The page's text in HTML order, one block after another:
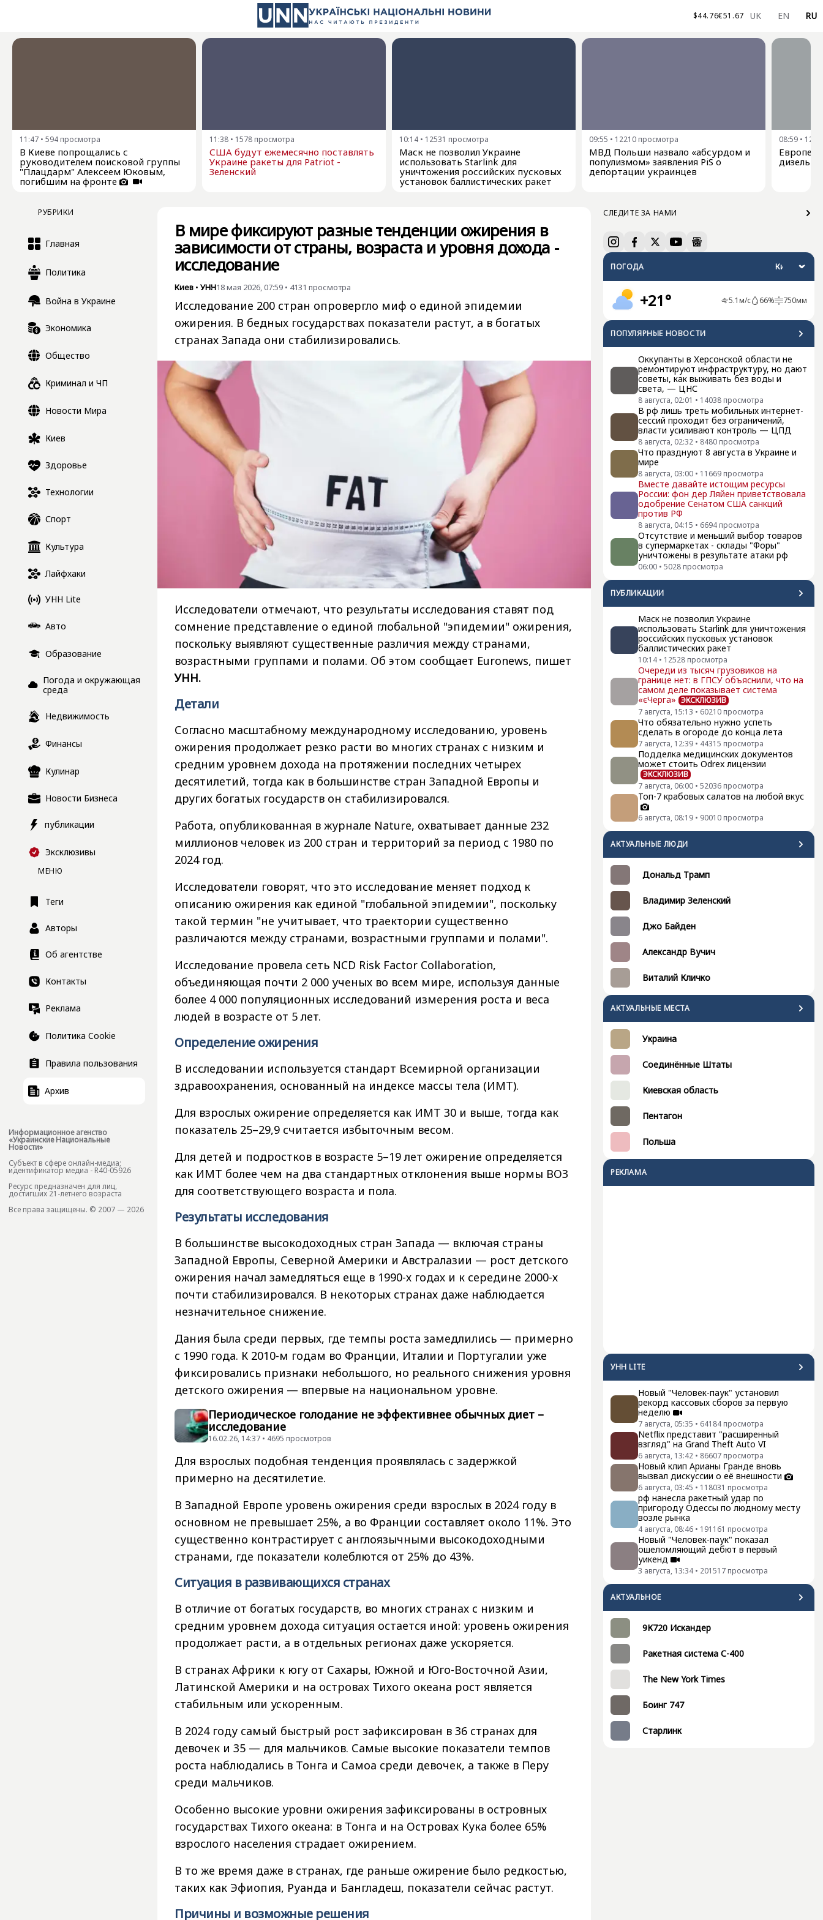
$44.76€51.67 UK EN RU
11:47 • 594 просмотра
В Киеве попрощались с
руководителем поисковой группы
"Плацдарм" Алексеем Юковым,
погибшим на фронте
11:38 • 1578 просмотра
США будут ежемесячно поставлять
Украине ракеты для Patriot -
Зеленский
10:14 • 12531 просмотра
Маск не позволил Украине
использовать Starlink для
уничтожения российских пусковых
установок баллистических ракет
09:55 • 12210 просмотра
МВД Польши назвало «абсурдом и
популизмом» заявления PiS о
депортации украинцев
08:59 •
Европе
РУБРИКИ
Главная
Политика
Война в Украине
Экономика
Общество
Криминал и ЧП
Новости Мира
Киев
Здоровье
Технологии
Спорт
Культура
Лайфхаки
УНН Lite
Авто
Образование
Погода и окружающая
среда
Недвижимость
Финансы
Кулинар
Новости Бизнеса
публикации
Эксклюзивы
МЕНЮ
Теги
Авторы
Об агентстве
Контакты
Реклама
Политика Cookie
Правила пользования
Архив
Информационное агенство
«Украинские Национальные
Новости»
Субъект в сфере онлайн-медиа;
идентификатор медиа - R40-05926
Ресурс предназначен для лиц,
достигших 21-летнего возраста
Все права защищены. © 2007 — 2026
СЛЕДИТЕ ЗА НАМИ
ПОГОДА
+21° 5.1м/с 66% 750мм
ПОПУЛЯРНЫЕ НОВОСТИ
Оккупанты в Херсонской области не
ремонтируют инфраструктуру, но дают
советы, как выживать без воды и
света, — ЦНС
8 августа, 02:01 • 14038 просмотра
В рф лишь треть мобильных интернет-
сессий проходит без ограничений,
власти усиливают контроль — ЦПД
8 августа, 02:32 • 8480 просмотра
Что празднуют 8 августа в Украине и
мире
8 августа, 03:00 • 11669 просмотра
Вместе давайте истощим ресурсы
России: фон дер Ляйен приветствовала
одобрение Сенатом США санкций
против РФ
8 августа, 04:15 • 6694 просмотра
Отсутствие и меньший выбор товаров
в супермаркетах - склады "Форы"
уничтожены в результате атаки рф
06:00 • 5028 просмотра
ПУБЛИКАЦИИ
Маск не позволил Украине
использовать Starlink для уничтожения
российских пусковых установок
баллистических ракет
10:14 • 12528 просмотра
Очереди из тысяч грузовиков на
границе нет: в ГПСУ объяснили, что на
самом деле показывает система
«єЧерга» ЭКСКЛЮЗИВ
7 августа, 15:13 • 60210 просмотра
Что обязательно нужно успеть
сделать в огороде до конца лета
7 августа, 12:39 • 44315 просмотра
Подделка медицинских документов
может стоить Odrex лицензии
ЭКСКЛЮЗИВ
7 августа, 06:00 • 52036 просмотра
Топ-7 крабовых салатов на любой вкус
6 августа, 08:19 • 90010 просмотра
АКТУАЛЬНЫЕ ЛЮДИ
Дональд Трамп
Владимир Зеленский
Джо Байден
Александр Вучич
Виталий Кличко
АКТУАЛЬНЫЕ МЕСТА
Украина
Соединённые Штаты
Киевская область
Пентагон
Польша
РЕКЛАМА
УНН LITE
Новый "Человек-паук" установил
рекорд кассовых сборов за первую
неделю
7 августа, 05:35 • 64184 просмотра
Netflix представит "расширенный
взгляд" на Grand Theft Auto VI
6 августа, 13:42 • 86607 просмотра
Новый клип Арианы Гранде вновь
вызвал дискуссии о её внешности
6 августа, 03:45 • 118031 просмотра
рф нанесла ракетный удар по
пригороду Одессы по людному месту
возле рынка
4 августа, 08:46 • 191161 просмотра
Новый "Человек-паук" показал
ошеломляющий дебют в первый
уикенд
3 августа, 13:34 • 201517 просмотра
АКТУАЛЬНОЕ
9К720 Искандер
Ракетная система С-400
The New York Times
Боинг 747
Старлинк
В мире фиксируют разные тенденции ожирения в
зависимости от страны, возраста и уровня дохода -
исследование
Киев • УНН18 мая 2026, 07:59 • 4131 просмотра
Исследование 200 стран опровергло миф о единой эпидемии
ожирения. В бедных государствах показатели растут, а в богатых
странах Запада они стабилизировались.
Исследователи отмечают, что результаты исследования ставят под
сомнение представление о единой глобальной "эпидемии" ожирения,
поскольку выявляют существенные различия между странами,
возрастными группами и полами. Об этом сообщает Euronews, пишет
УНН.
Детали
Согласно масштабному международному исследованию, уровень
ожирения продолжает резко расти во многих странах с низким и
средним уровнем дохода на протяжении последних четырех
десятилетий, тогда как в большинстве стран Западной Европы и
других богатых государств он стабилизировался.
Работа, опубликованная в журнале Nature, охватывает данные 232
миллионов человек из 200 стран и территорий за период с 1980 по
2024 год.
Исследователи говорят, что это исследование меняет подход к
описанию ожирения как единой "глобальной эпидемии", поскольку
такой термин "не учитывает, что траектории существенно
различаются между странами, возрастными группами и полами".
Исследование провела сеть NCD Risk Factor Collaboration,
объединяющая почти 2 000 ученых во всем мире, используя данные
более 4 000 популяционных исследований измерения роста и веса
людей в возрасте от 5 лет.
Определение ожирения
В исследовании используется стандарт Всемирной организации
здравоохранения, основанный на индексе массы тела (ИМТ).
Для взрослых ожирение определяется как ИМТ 30 и выше, тогда как
показатель 25–29,9 считается избыточным весом.
Для детей и подростков в возрасте 5–19 лет ожирение определяется
как ИМТ более чем на два стандартных отклонения выше нормы ВОЗ
для соответствующего возраста и пола.
Результаты исследования
В большинстве высокодоходных стран Запада — включая страны
Западной Европы, Северной Америки и Австралазии — рост детского
ожирения начал замедляться еще в 1990-х годах и к середине 2000-х
почти стабилизировался. В некоторых странах даже наблюдается
незначительное снижение.
Дания была среди первых, где темпы роста замедлились — примерно
с 1990 года. К 2010-м годам во Франции, Италии и Португалии уже
фиксировались признаки небольшого, но реального снижения уровня
детского ожирения — впервые на национальном уровне.
Периодическое голодание не эффективнее обычных диет –
исследование
16.02.26, 14:37 • 4695 просмотров
Для взрослых подобная тенденция проявлялась с задержкой
примерно на десятилетие.
В Западной Европе уровень ожирения среди взрослых в 2024 году в
основном не превышает 25%, а во Франции составляет около 11%. Это
существенно контрастирует с англоязычными высокодоходными
странами, где показатели колеблются от 25% до 43%.
Ситуация в развивающихся странах
В отличие от богатых государств, во многих странах с низким и
средним уровнем дохода ситуация остается иной: уровень ожирения
продолжает расти, а в отдельных регионах даже ускоряется.
В странах Африки к югу от Сахары, Южной и Юго-Восточной Азии,
Латинской Америки и на островах Тихого океана рост является
стабильным или ускоренным.
В 2024 году самый быстрый рост зафиксирован в 36 странах для
девочек и 35 — для мальчиков. Самые высокие показатели темпов
роста наблюдались в Тонга и Самоа среди девочек, а также в Перу
среди мальчиков.
Особенно высокие уровни ожирения зафиксированы в островных
государствах Тихого океана: в Тонга и на Островах Кука более 65%
взрослого населения страдает ожирением.
В то же время даже в странах, где раньше ожирение было редкостью,
таких как Эфиопия, Руанда и Бангладеш, показатели сейчас растут.
Причины и возможные решения